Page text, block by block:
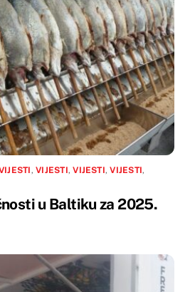
,VIJESTI,VIJESTI,VIJESTI,
u Baltiku za 2025.